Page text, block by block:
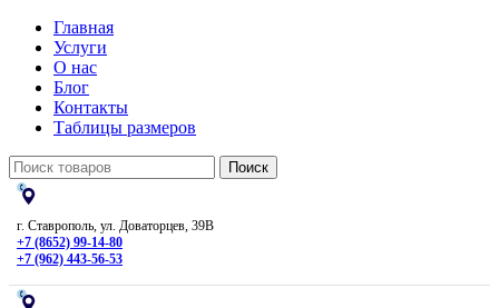
Главная
Услуги
О нас
Блог
Контакты
Таблицы размеров
Поиск
г. Ставрополь, ул. Доваторцев, 39В
+7 (8652) 99-14-80
+7 (962) 443-56-53